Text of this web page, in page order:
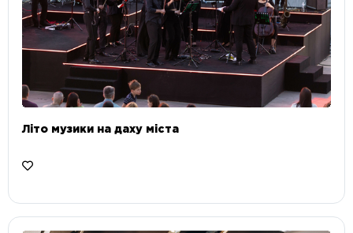
Літо музики на даху міста